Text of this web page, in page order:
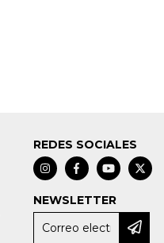
REDES SOCIALES
NEWSLETTER